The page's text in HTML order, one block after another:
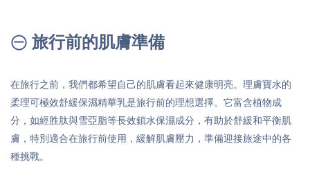
㊀ 旅行前的肌膚準備
在旅行之前，我們都希望自己的肌膚看起來健康明亮。理膚寶水的
柔理可極效舒緩保濕精華乳是旅行前的理想選擇。它富含植物成
分，如經胜肽與雪亞脂等長效鎖水保濕成分，有助於舒緩和平衡肌
膚，特別適合在旅行前使用，緩解肌膚壓力，準備迎接旅途中的各
種挑戰。